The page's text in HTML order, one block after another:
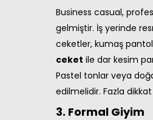
Business casual,
gelmiştir. İş yerinde
ceketler, kumaş
ceket ile dar kesim
Pastel tonlar veya
edilmelidir. Fazla
3. Formal Giyim